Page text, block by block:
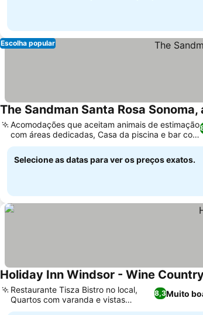
Escolha popular
The Sandman Santa Rosa
Acomodações que aceitam animais de estimação
com áreas dedicadas, Casa da piscina e bar com
refeições ao ar livre
Selecione as datas para ver os preços exatos.
Holiday Inn Windsor - Wine
8,3Muito
Restaurante Tisza Bistro no local,
Quartos com varanda e vistas
panorâmicas